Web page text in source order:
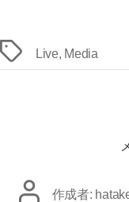
タ
グ
Live, Media
投
作成者: